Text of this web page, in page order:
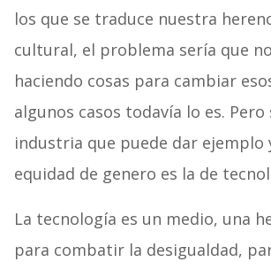
los que se traduce nuestra
cultural, el problema sería que
haciendo cosas para cambiar
algunos casos todavía lo es. Pero
industria que puede dar ejemplo
equidad de genero es la de
La tecnología es un medio, una
para combatir la desigualdad,